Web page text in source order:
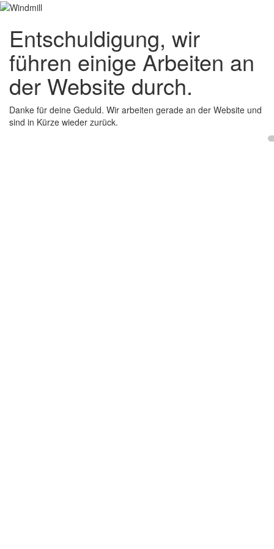
Entschuldigung, wir
führen einige Arbeiten an
der Website durch.
Danke für deine Geduld. Wir arbeiten gerade an der Website und
sind in Kürze wieder zurück.